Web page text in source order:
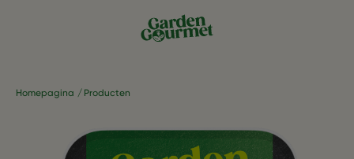
Homepagina Producten